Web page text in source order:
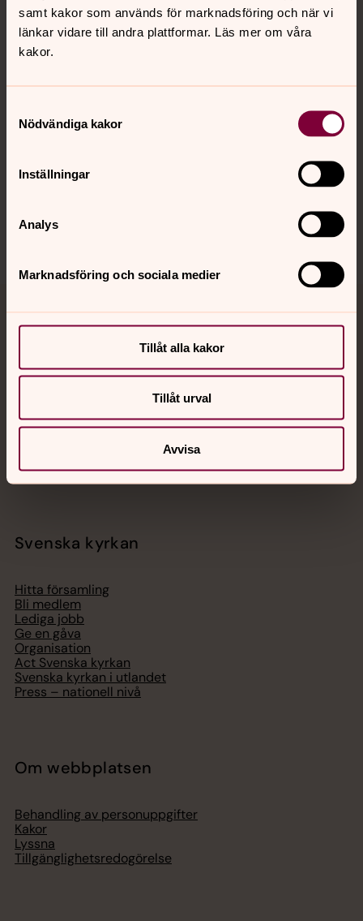
samt kakor som används för marknadsföring och när vi
länkar vidare till andra plattformar. Läs mer om våra
kakor.
Nödvändiga kakor
Inställningar
Analys
Marknadsföring och sociala medier
Tillåt alla kakor
Tillåt urval
Avvisa
Kontakt
Hitta snabbt
Jourhavande präst
Akut samtals- och krisstöd. Prata eller chatta anonymt
med en präst på kvällar och nätter.
Chatt
Svenska kyrkan
Hitta församling
Bli medlem
Lediga jobb
Ge en gåva
Organisation
Act Svenska kyrkan
Svenska kyrkan i utlandet
Press – nationell nivå
Om webbplatsen
Behandling av personuppgifter
Kakor
Lyssna
Tillgänglighetsredogörelse